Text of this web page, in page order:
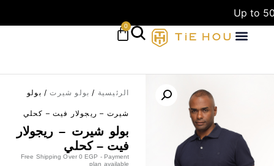
Up to
0
الرئيسية / بولو شيرت/ بولو
شيرت – ريجولار فيت – كحلي
بولو شيرت – ريجولار
فيت – كحلي
Free Shipping Over 0 EGP - Payment
plan available